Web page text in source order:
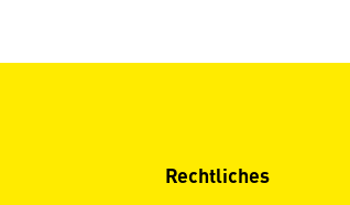
Rechtliches